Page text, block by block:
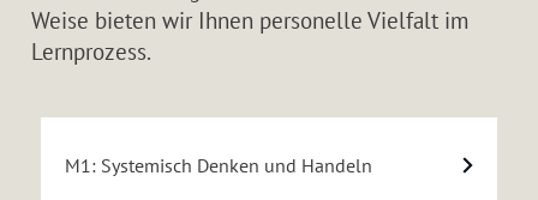
Weise bieten wir Ihnen personelle Vielfalt im
Lernprozess.
M1: Systemisch Denken und Handeln